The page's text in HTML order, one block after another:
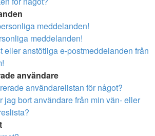
meddelanden!
meddelanden!
eller anstötliga e-postmeddelanden från
användare
användarelistan för något?
jag bort användare från min vän- eller